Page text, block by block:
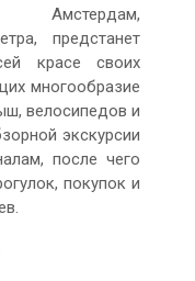
Амстердам,
предстанет
красе своих
многообразие
велосипедов и
экскурсии
после чего
покупок и